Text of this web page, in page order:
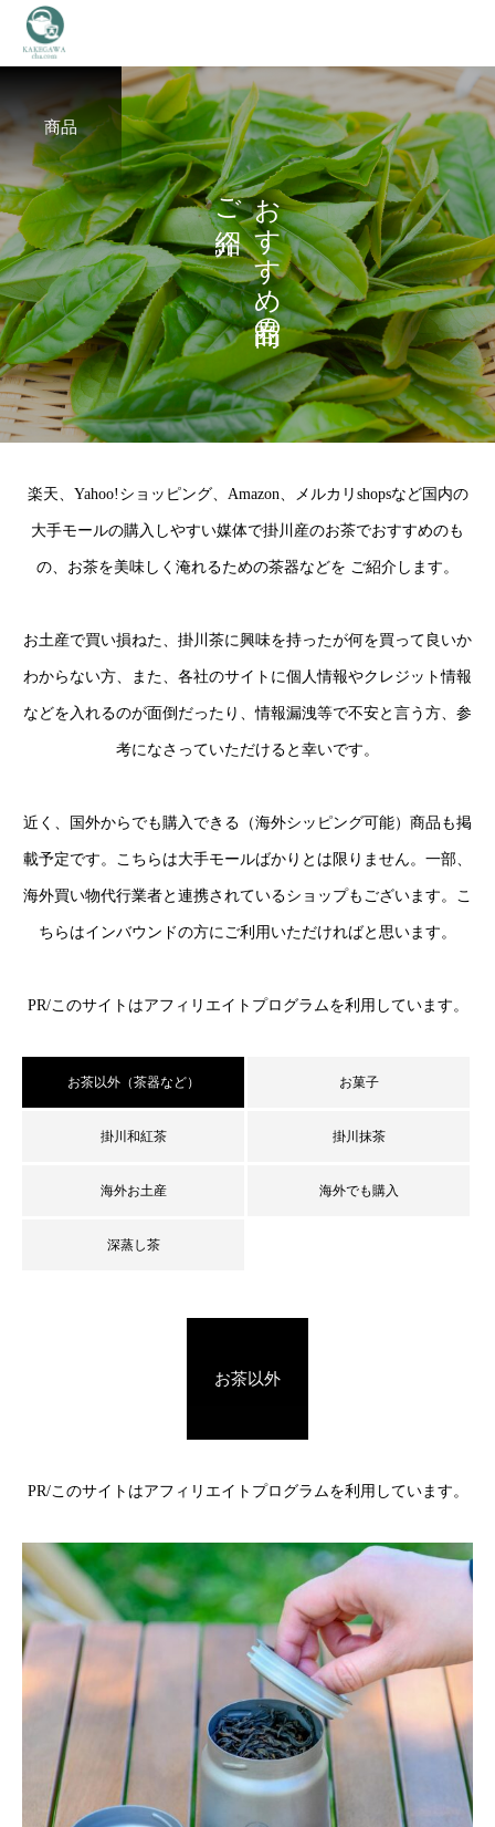
商品
お
す
す
め
の
ご
楽天、Yahoo!ショッピング、Amazon、メルカリshopsなど国内の
大手モールの購入しやすい媒体で掛川産のお茶でおすすめのも
の、お茶を美味しく淹れるための茶器などを ご紹介します。
お土産で買い損ねた、掛川茶に興味を持ったが何を買って良いか
わからない方、また、各社のサイトに個人情報やクレジット情報
などを入れるのが面倒だったり、情報漏洩等で不安と言う方、参
考になさっていただけると幸いです。
近く、国外からでも購入できる（海外シッピング可能）商品も掲
載予定です。こちらは大手モールばかりとは限りません。一部、
海外買い物代行業者と連携されているショップもございます。こ
ちらはインバウンドの方にご利用いただければと思います。
PR/このサイトはアフィリエイトプログラムを利用しています。
お茶以外（茶器など） お菓子
掛川和紅茶 掛川抹茶
海外お土産 海外でも購入
深蒸し茶
お茶以外
PR/このサイトはアフィリエイトプログラムを利用しています。